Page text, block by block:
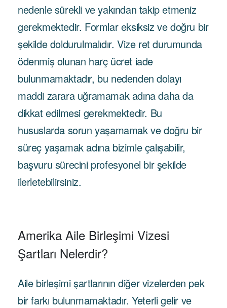
nedenle sürekli ve yakından takip etmeniz
gerekmektedir. Formlar eksiksiz ve doğru bir
şekilde doldurulmalıdır. Vize ret durumunda
ödenmiş olunan harç ücret iade
bulunmamaktadır, bu nedenden dolayı
maddi zarara uğramamak adına daha da
dikkat edilmesi gerekmektedir. Bu
hususlarda sorun yaşamamak ve doğru bir
süreç yaşamak adına bizimle çalışabilir,
başvuru sürecini profesyonel bir şekilde
ilerletebilirsiniz.
Amerika Aile Birleşimi Vizesi
Şartları Nelerdir?
Aile birleşimi şartlarının diğer vizelerden pek
bir farkı bulunmamaktadır. Yeterli gelir ve